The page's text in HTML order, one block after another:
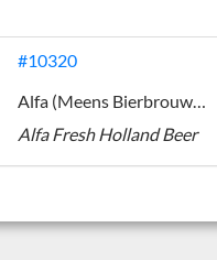
#10320
Alfa (Meens Bierbrouwerij)
Alfa Fresh Holland Beer